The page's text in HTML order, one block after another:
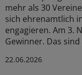
mehr als 30
sich ehrenamtlich
engagieren. Am 3.
Gewinner. Das
22.06.2026